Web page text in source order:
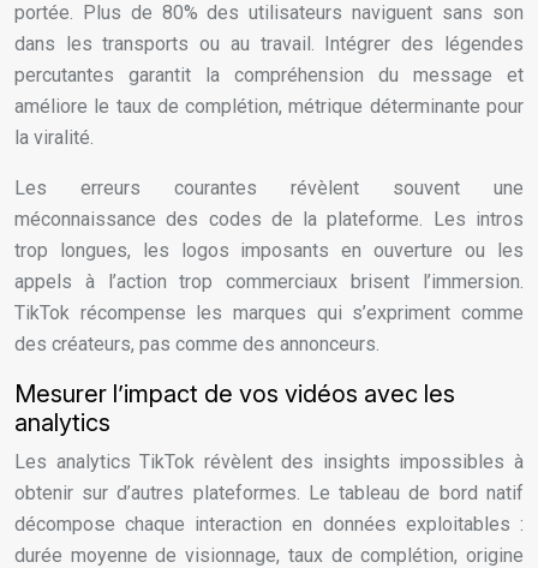
portée. Plus de 80% des utilisateurs naviguent sans son
dans les transports ou au travail. Intégrer des légendes
percutantes garantit la compréhension du message et
améliore le taux de complétion, métrique déterminante pour
la viralité.
Les erreurs courantes révèlent souvent une
méconnaissance des codes de la plateforme. Les intros
trop longues, les logos imposants en ouverture ou les
appels à l’action trop commerciaux brisent l’immersion.
TikTok récompense les marques qui s’expriment comme
des créateurs, pas comme des annonceurs.
Mesurer l’impact de vos vidéos avec les
analytics
Les analytics TikTok révèlent des insights impossibles à
obtenir sur d’autres plateformes. Le tableau de bord natif
décompose chaque interaction en données exploitables :
durée moyenne de visionnage, taux de complétion, origine